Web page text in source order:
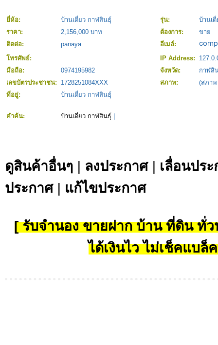
ยี่ห้อ: บ้านเดี่ยว กาฬสินธุ์ รุ่น:
บ้านเ
ราคา:
2,156,000 บาท ต้องการ:
ขาย
ติดต่อ:
panaya
อีเมล์:
โทรศัพย์:
IP Address:
มือถือ:
0974195982 จังหวัด:
กาฬสิ
เลขบัตรประชาชน:
1728251084XXX สภาพ:
(สภาพ
ที่อยู่:
บ้านเดี่ยว กาฬสินธุ์
คำค้น: บ้านเดี่ยว กาฬสินธุ์
ดูสินค้าอื่นๆ | ลงประกาศ| เลื่อนปร
ประกาศ| แก้ไขประกาศ
[ รับจำนอง ขายฝาก บ้าน ที่ดิน ทั่ว
ได้เงินไว ไม่เช็คแบล็